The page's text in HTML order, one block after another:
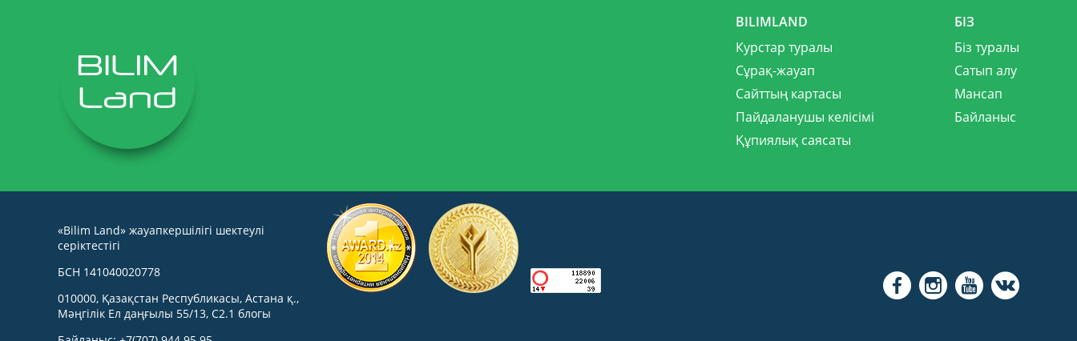
BILIMLAND
Курстар туралы
Сұрақ-жауап
Сайттың картасы
Пайдаланушы келісімі
Құпиялық саясаты
БІЗ
Біз туралы
Сатып алу
Мансап
Байланыс
«Bilim Land» жауапкершілігі шектеулі
серіктестігі
БСН 141040020778
010000, Қазақстан Республикасы, Астана қ.,
Мәңгілік Ел даңғылы 55/13, С2.1 блогы